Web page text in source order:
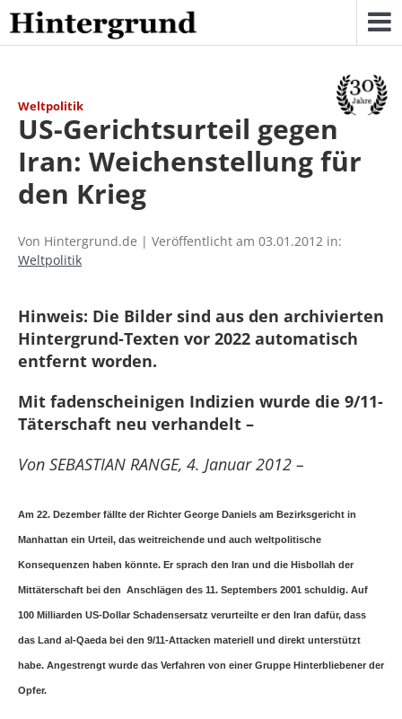
Skip
to
content
Weltpolitik
US-Gerichtsurteil gegen
Iran: Weichenstellung für
den Krieg
Von Hintergrund.de | Veröffentlicht am 03.01.2012 in:
Weltpolitik
Hinweis: Die Bilder sind aus den archivierten
Hintergrund-Texten vor 2022 automatisch
entfernt worden.
Mit fadenscheinigen Indizien wurde die 9/11-
Täterschaft neu verhandelt –
Von SEBASTIAN RANGE, 4. Januar 2012 –
Am 22. Dezember fällte der Richter George Daniels am Bezirksgericht in
Manhattan ein Urteil, das weitreichende und auch weltpolitische
Konsequenzen haben könnte. Er sprach den Iran und die Hisbollah der
Mittäterschaft bei den Anschlägen des 11. Septembers 2001 schuldig. Auf
100 Milliarden US-Dollar Schadensersatz verurteilte er den Iran dafür, dass
das Land al-Qaeda bei den 9/11-Attacken materiell und direkt unterstützt
habe. Angestrengt wurde das Verfahren von einer Gruppe Hinterbliebener der
Opfer.